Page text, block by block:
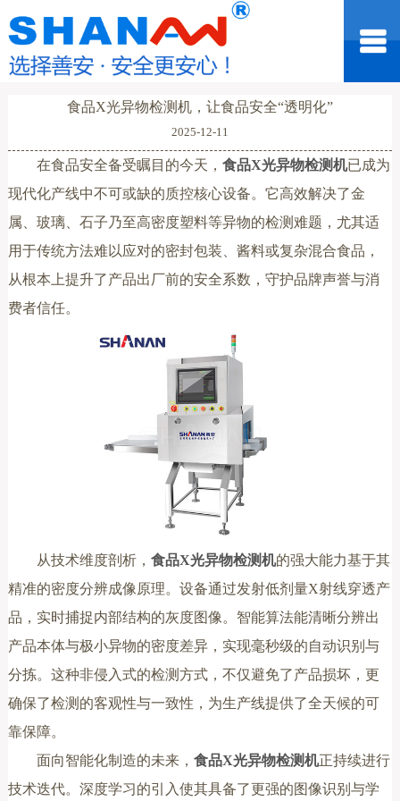
食品X光异物检测机，让食品安全“透明化”
2025-12-11
在食品安全备受瞩目的今天， 食品X光异物检测机已成为
现代化产线中不可或缺的质控核心设备。它高效解决了金
属、玻璃、石子乃至高密度塑料等异物的检测难题，尤其适
用于传统方法难以应对的密封包装、酱料或复杂混合食品，
从根本上提升了产品出厂前的安全系数，守护品牌声誉与消
费者信任。
从技术维度剖析， 食品X光异物检测机的强大能力基于其
精准的密度分辨成像原理。设备通过发射低剂量X射线穿透产
品，实时捕捉内部结构的灰度图像。智能算法能清晰分辨出
产品本体与极小异物的密度差异，实现毫秒级的自动识别与
分拣。这种非侵入式的检测方式，不仅避免了产品损坏，更
确保了检测的客观性与一致性，为生产线提供了全天候的可
靠保障。
面向智能化制造的未来， 食品X光异物检测机正持续进行
技术迭代。深度学习的引入使其具备了更强的图像识别与学